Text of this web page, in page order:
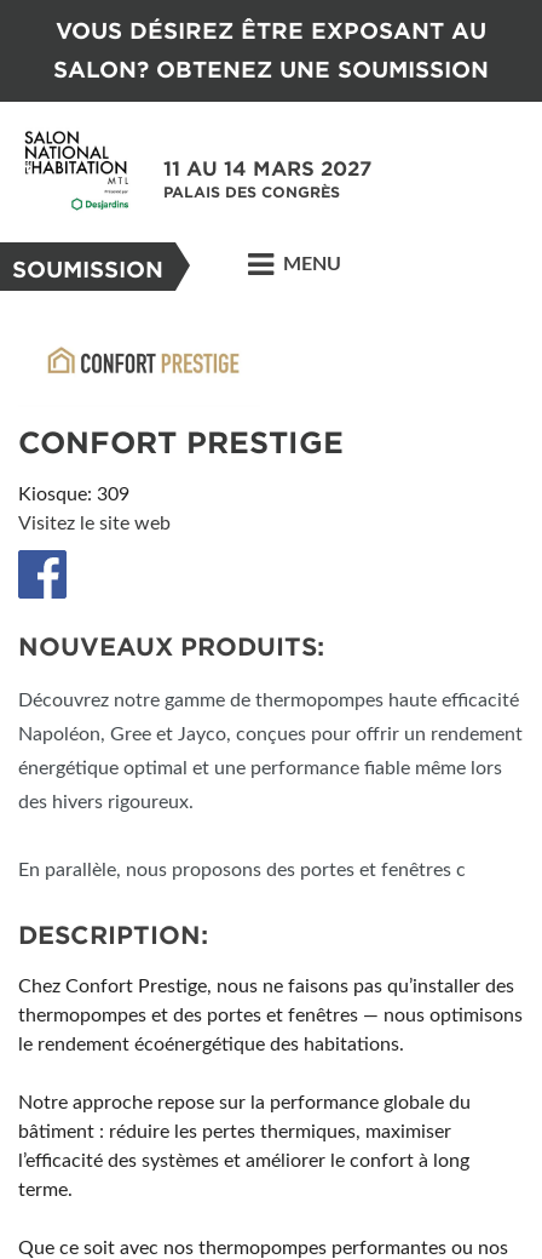
VOUS DÉSIREZ ÊTRE EXPOSANT AU
SALON? OBTENEZ UNE SOUMISSION
11 AU 14 MARS 2027
PALAIS DES CONGRÈS
SOUMISSION MENU
CONFORT PRESTIGE
Kiosque: 309
Visitez le site web
NOUVEAUX PRODUITS:
Découvrez notre gamme de thermopompes haute efficacité
Napoléon, Gree et Jayco, conçues pour offrir un rendement
énergétique optimal et une performance fiable même lors
des hivers rigoureux.
En parallèle, nous proposons des portes et fenêtres c
DESCRIPTION:
Chez Confort Prestige, nous ne faisons pas qu’installer des
thermopompes et des portes et fenêtres — nous optimisons
le rendement écoénergétique des habitations.
Notre approche repose sur la performance globale du
bâtiment : réduire les pertes thermiques, maximiser
l’efficacité des systèmes et améliorer le confort à long
terme.
Que ce soit avec nos thermopompes performantes ou nos